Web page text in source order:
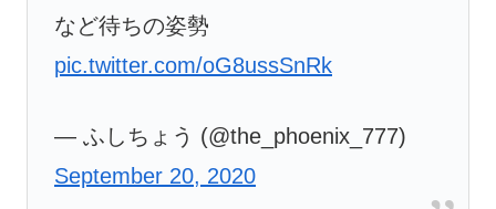
など待ちの姿勢
pic.twitter.com/oG8ussSnRk
— ふしちょう (@the_phoenix_777)
September 20, 2020